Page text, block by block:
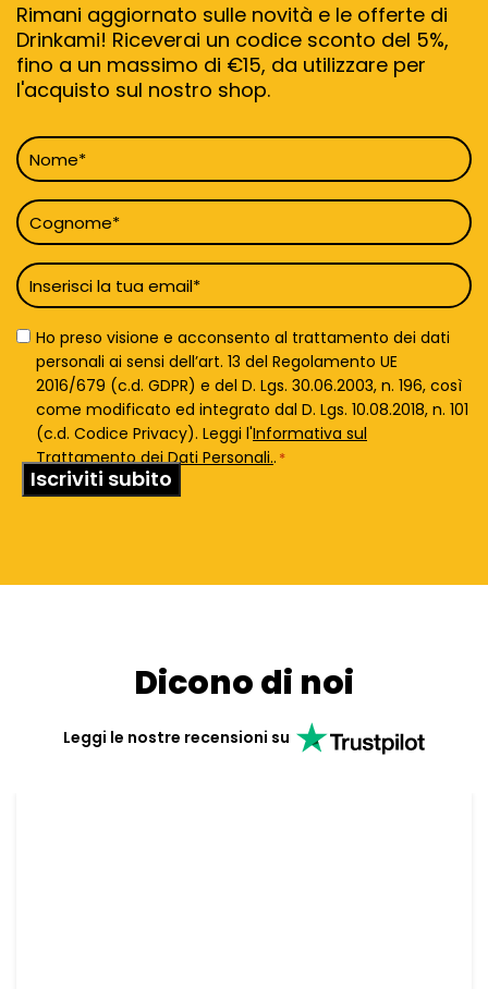
Rimani aggiornato sulle novità e le offerte di
Drinkami! Riceverai un codice sconto del 5%,
fino a un massimo di €15, da utilizzare per
l'acquisto sul nostro shop.
Nome
*
Cognome
*
Email
*
Privacy
Policy
Ho preso visione e acconsento al trattamento dei dati
personali ai sensi dell’art. 13 del Regolamento UE
2016/679 (c.d. GDPR) e del D. Lgs. 30.06.2003, n. 196, così
come modificato ed integrato dal D. Lgs. 10.08.2018, n. 101
(c.d. Codice Privacy). Leggi l'Informativa sul
Trattamento dei Dati Personali.. *
Dicono di noi
Leggi le nostre recensioni su